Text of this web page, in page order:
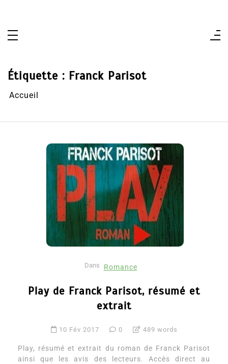
Étiquette : Franck Parisot
Accueil
Dans Romance
Play de Franck Parisot, résumé et
extrait
10 Fév 2017 0 489 words
Play, résumé et extrait du roman de Franck Parisot
ainsi que les avis des lecteurs. Accès direct au